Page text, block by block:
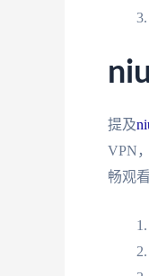
提及
VPN
畅观